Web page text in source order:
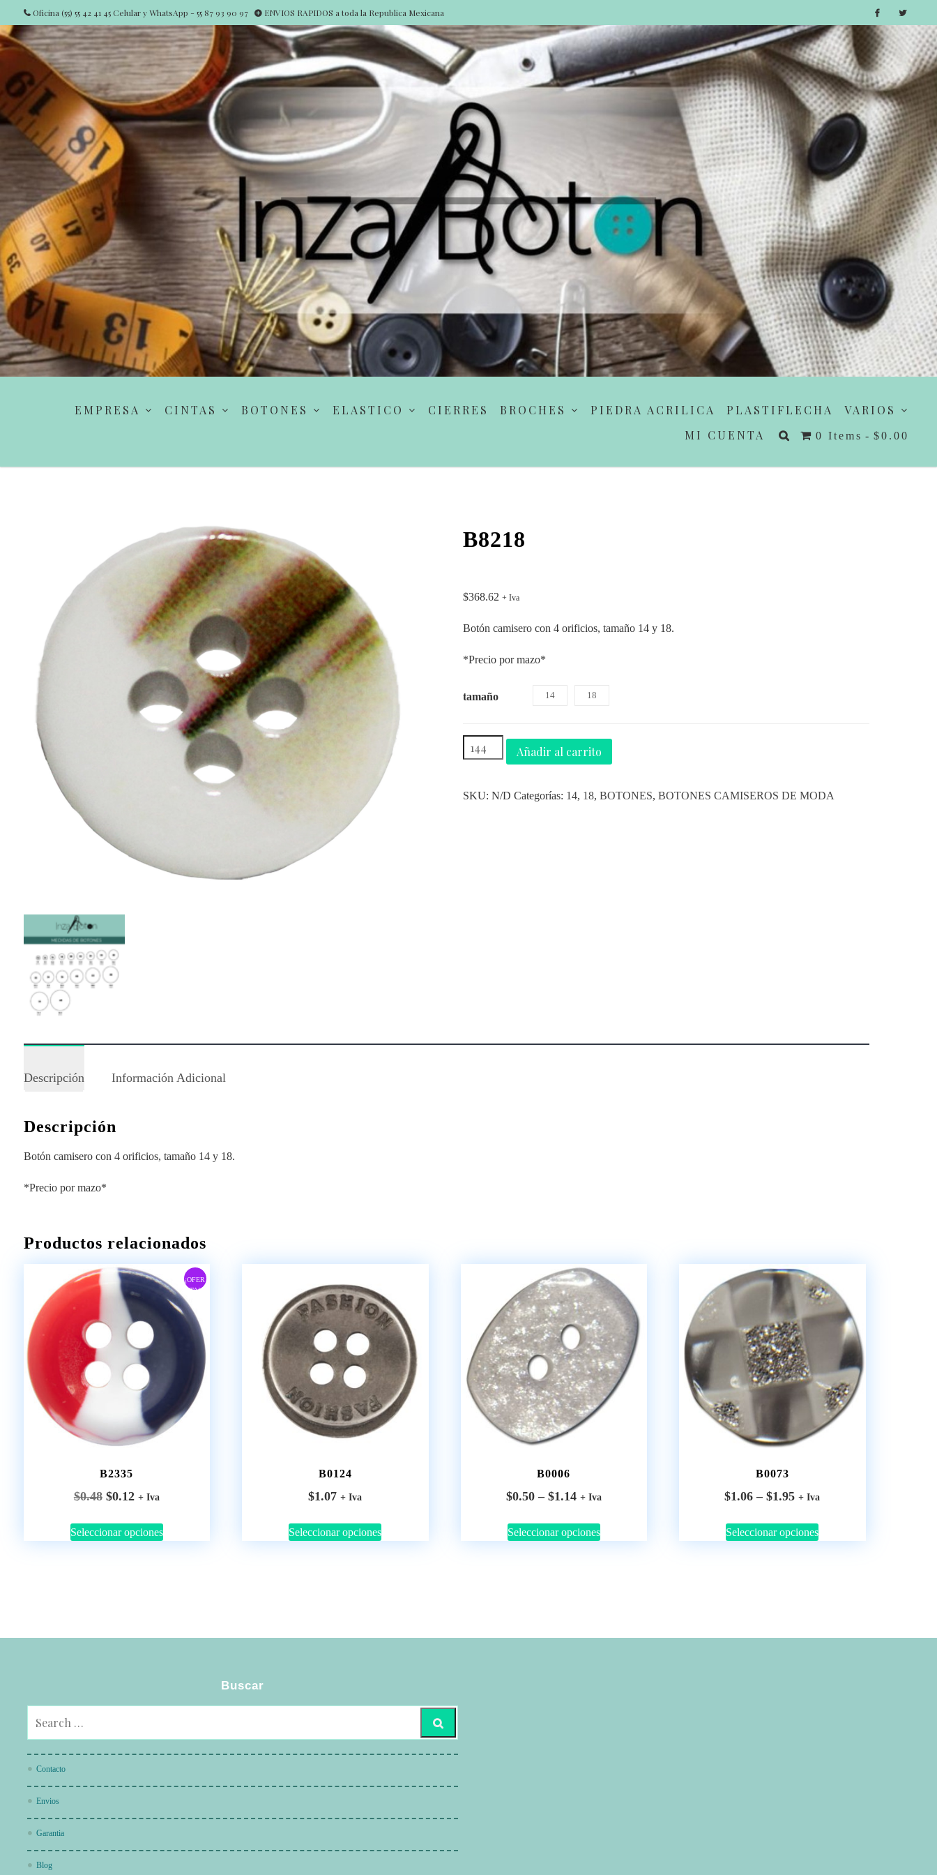
Oficina (55) 55 42 41 45 Celular y WhatsApp - 55 87 93 90 97 ENVIOS RAPIDOS a toda la Republica Mexicana
EMPRESA CINTAS BOTONES ELASTICO CIERRES BROCHES PIEDRA ACRILICA PLASTIFLECHA
VARIOS
MI CUENTA
0 Items $0.00
B8218
$368.62 + Iva
Botón camisero con 4 orificios, tamaño 14 y 18.
*Precio por mazo*
tamaño 14 18
Añadir al carrito
SKU:N/D Categorías: 14, 18,BOTONES,BOTONES CAMISEROS DE MODA
Descripción Información Adicional
Descripción
Botón camisero con 4 orificios, tamaño 14 y 18.
*Precio por mazo*
Productos relacionados
¡OFER
TA!
B2335
$0.48 $0.12 + Iva
Seleccionar opciones
B0124
$1.07 + Iva
Seleccionar opciones
B0006
$0.50 – $1.14 + Iva
Seleccionar opciones
B0073
$1.06 – $1.95 + Iva
Seleccionar opciones
Buscar
Contacto
Envios
Garantia
Blog